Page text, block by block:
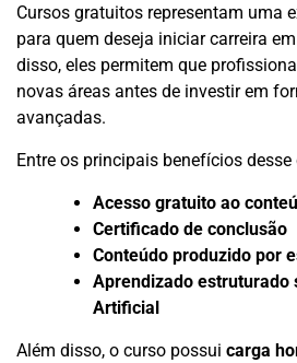
Cursos gratuitos representam uma
para quem deseja iniciar carreira
disso, eles permitem que
novas áreas antes de investir em
avançadas.
Entre os principais benefícios desse
Acesso gratuito ao
Certificado de conclusão
Conteúdo produzido por
Aprendizado estruturado
Artificial
Além disso, o curso possui carga